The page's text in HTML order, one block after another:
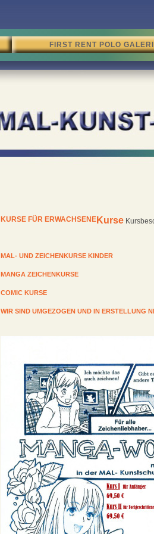
FIRST RENT POLO
Kurse
KURSE FÜR ERWACHSENE
MAL- UND ZEICHENKURSE KINDER
MANGA ZEICHENKURSE
COMIC KURSE
WIR SIND UMGEZOGEN UND IN ERSTELLUNG